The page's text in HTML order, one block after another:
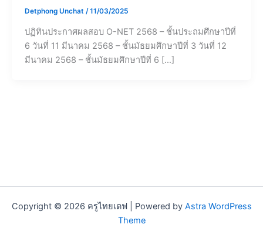
Detphong Unchat /11/03/2025
ปฏิทินประกาศผลสอบ O-NET 2568 – ชั้นประถมศึกษาปีที่
6 วันที่ 11 มีนาคม 2568 – ชั้นมัธยมศึกษาปีที่ 3 วันที่ 12
มีนาคม 2568 – ชั้นมัธยมศึกษาปีที่ 6 […]
Copyright © 2026 ครูไทยเดฟ | Powered by Astra WordPress
Theme